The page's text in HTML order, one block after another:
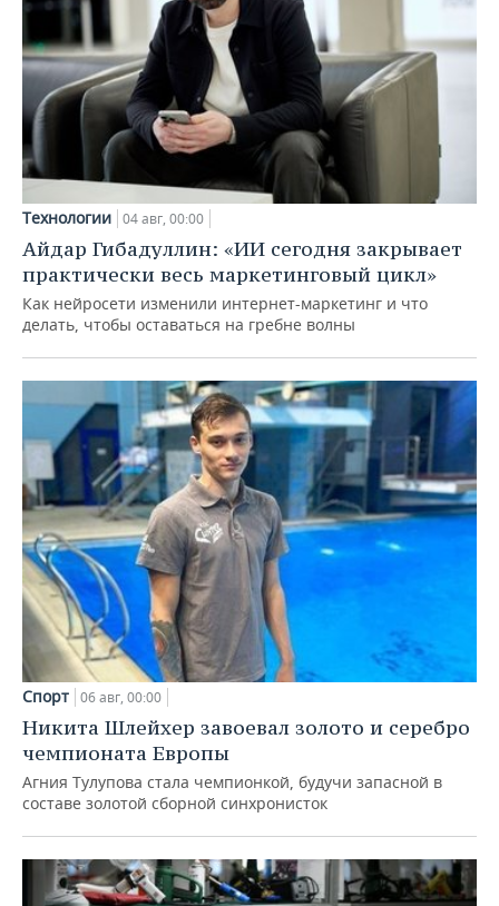
Технологии 04 авг, 00:00
Айдар Гибадуллин: «ИИ сегодня закрывает
практически весь маркетинговый цикл»
Как нейросети изменили интернет-маркетинг и что
делать, чтобы оставаться на гребне волны
Спорт 06 авг, 00:00
Никита Шлейхер завоевал золото и серебро
чемпионата Европы
Агния Тулупова стала чемпионкой, будучи запасной в
составе золотой сборной синхронисток